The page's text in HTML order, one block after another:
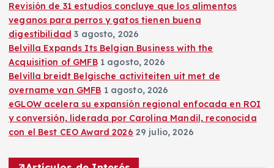
Revisión de 31 estudios concluye que los alimentos
veganos para perros y gatos tienen buena
digestibilidad 3 agosto, 2026
Belvilla Expands Its Belgian Business with the
Acquisition of GMFB 1 agosto, 2026
Belvilla breidt Belgische activiteiten uit met de
overname van GMFB 1 agosto, 2026
eGLOW acelera su expansión regional enfocada en ROI
y conversión, liderada por Carolina Mandil, reconocida
con el Best CEO Award 2026 29 julio, 2026